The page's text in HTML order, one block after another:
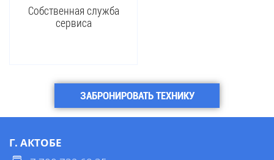
Собственная служба
сервиса
ЗАБРОНИРОВАТЬ ТЕХНИКУ
Г. АКТОБЕ